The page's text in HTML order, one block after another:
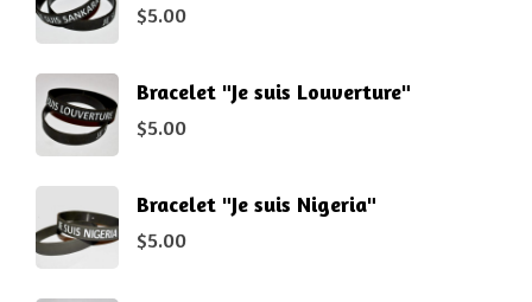
$5.00
Bracelet "Je suis Louverture"
$5.00
Bracelet "Je suis Nigeria"
$5.00